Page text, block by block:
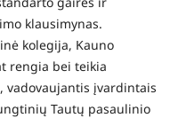
klausimynas.
kolegija, Kauno
rengia bei teikia
vadovaujantis įvardintais
Tautų pasaulinio